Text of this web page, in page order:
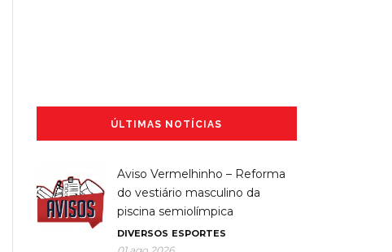
ÚLTIMAS NOTÍCIAS
Aviso Vermelhinho – Reforma
do vestiário masculino da
piscina semiolímpica
DIVERSOS ESPORTES